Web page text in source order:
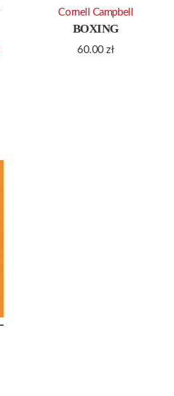
BOXING
60.00zł
Cornell Campbell